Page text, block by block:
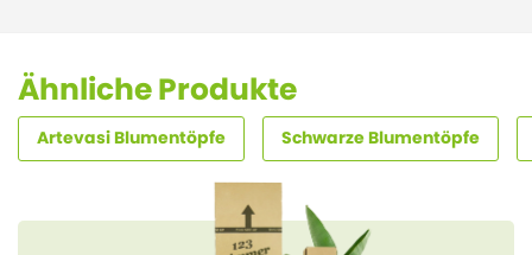
Ähnliche Produkte
Artevasi Blumentöpfe Schwarze Blumentöpfe